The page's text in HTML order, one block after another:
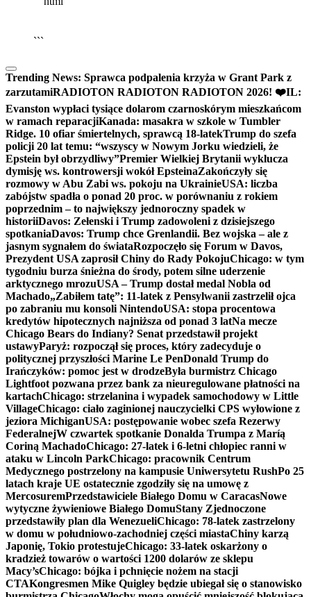
```
Trending News: Sprawca podpalenia krzyża w Grant Park z
zarzutamiRADIOTON RADIOTON RADIOTON 2026! ❤️IL:
Evanston wypłaci tysiące dolarom czarnoskórym mieszkańcom
w ramach reparacjiKanada: masakra w szkole w Tumbler
Ridge. 10 ofiar śmiertelnych, sprawcą 18-latekTrump do szefa
policji 20 lat temu: “wszyscy w Nowym Jorku wiedzieli, że
Epstein był obrzydliwy”Premier Wielkiej Brytanii wyklucza
dymisję ws. kontrowersji wokół EpsteinaZakończyły się
rozmowy w Abu Zabi ws. pokoju na UkrainieUSA: liczba
zabójstw spadła o ponad 20 proc. w porównaniu z rokiem
poprzednim – to największy jednoroczny spadek w
historiiDavos: Zełenski i Trump zadowoleni z dzisiejszego
spotkaniaDavos: Trump chce Grenlandii. Bez wojska – ale z
jasnym sygnałem do świataRozpoczęło się Forum w Davos,
Prezydent USA zaprosił Chiny do Rady PokojuChicago: w tym
tygodniu burza śnieżna do środy, potem silne uderzenie
arktycznego mrozuUSA – Trump dostał medal Nobla od
Machado„Zabiłem tatę”: 11-latek z Pensylwanii zastrzelił ojca
po zabraniu mu konsoli NintendoUSA: stopa procentowa
kredytów hipotecznych najniższa od ponad 3 latNa mecze
Chicago Bears do Indiany? Senat przedstawił projekt
ustawyParyż: rozpoczął się proces, który zadecyduje o
politycznej przyszłości Marine Le PenDonald Trump do
Irańczyków: pomoc jest w drodzeByła burmistrz Chicago
Lightfoot pozwana przez bank za nieuregulowane płatności na
kartachChicago: strzelanina i wypadek samochodowy w Little
VillageChicago: ciało zaginionej nauczycielki CPS wyłowione z
jeziora MichiganUSA: postępowanie wobec szefa Rezerwy
FederalnejW czwartek spotkanie Donalda Trumpa z Maríą
Coriną MachadoChicago: 27-latek i 6-letni chłopiec ranni w
ataku w Lincoln ParkChicago: pracownik Centrum
Medycznego postrzelony na kampusie Uniwersytetu RushPo 25
latach kraje UE ostatecznie zgodziły się na umowę z
MercosuremPrzedstawiciele Białego Domu w CaracasNowe
wytyczne żywieniowe Białego DomuStany Zjednoczone
przedstawiły plan dla WenezueliChicago: 78-latek zastrzelony
w domu w południowo-zachodniej części miastaChiny karzą
Japonię, Tokio protestujeChicago: 33-latek oskarżony o
kradzież towarów o wartości 1200 dolarów ze sklepu
Macy’sChicago: bójka i pchnięcie nożem na stacji
CTAKongresmen Mike Quigley będzie ubiegał się o stanowisko